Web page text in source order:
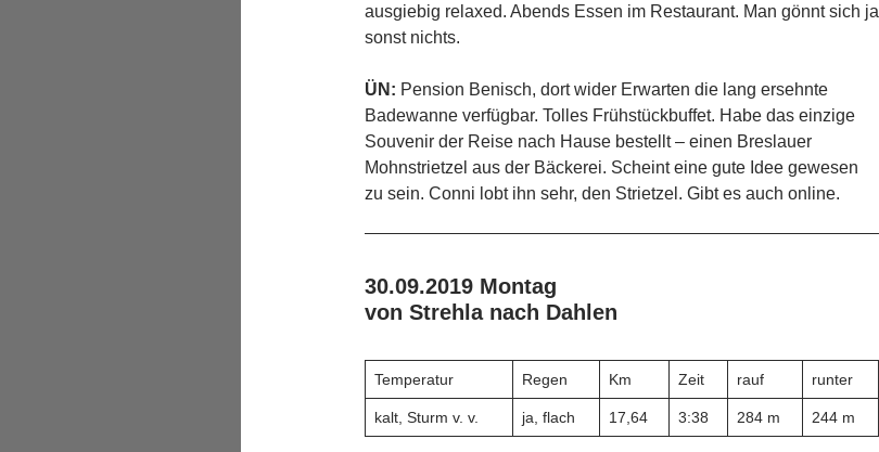
ausgiebig relaxed. Abends Essen im Restaurant. Man gönnt sich ja
sonst nichts.
ÜN: Pension Benisch, dort wider Erwarten die lang ersehnte
Badewanne verfügbar. Tolles Frühstückbuffet. Habe das einzige
Souvenir der Reise nach Hause bestellt – einen Breslauer
Mohnstrietzel aus der Bäckerei. Scheint eine gute Idee gewesen
zu sein. Conni lobt ihn sehr, den Strietzel. Gibt es auch online.
30.09.2019 Montag
von Strehla nach Dahlen
Temperatur Regen Km Zeit rauf runter
kalt, Sturm v. v. ja, flach 17,64 3:38 284 m 244 m